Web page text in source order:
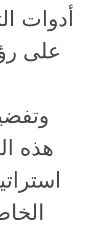
أدوات
على
هذه